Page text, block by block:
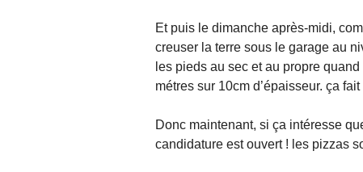
Et puis le dimanche après-midi,
creuser la terre sous le garage au
les pieds au sec et au propre
métres sur 10cm d’épaisseur. ça
Donc maintenant, si ça intéresse
candidature est ouvert ! les pizzas